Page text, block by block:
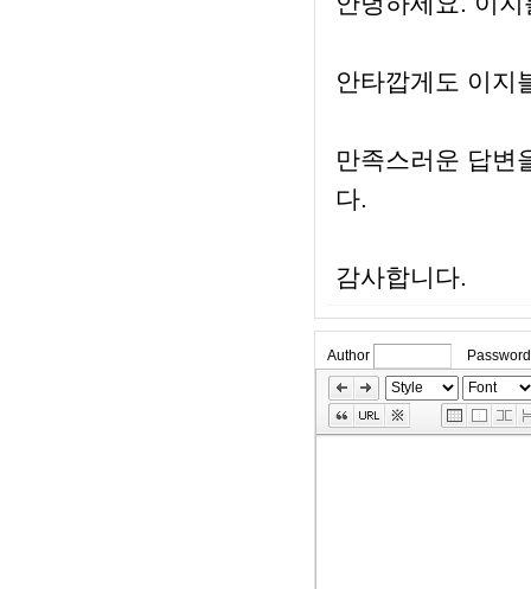
안타깝게도 이지
만족스러운 답변
다.
감사합니다.
Author
Password
Skip
Edit
Toolbox